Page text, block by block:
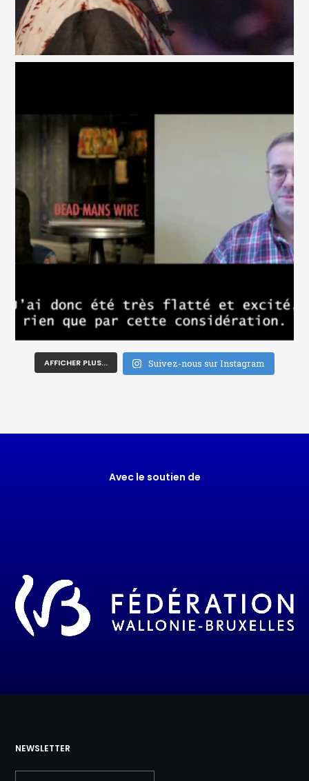
AFFICHER PLUS... Suivez-nous sur Instagram
Avec le soutien de
NEWSLETTER